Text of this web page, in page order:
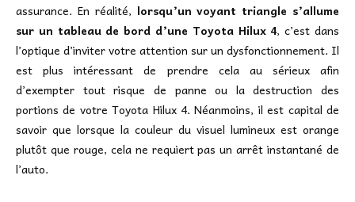
assurance. En réalité, lorsqu’un voyant triangle s’allume
sur un tableau de bord d’une Toyota Hilux 4, c’est dans
l’optique d’inviter votre attention sur un dysfonctionnement. Il
est plus intéressant de prendre cela au sérieux afin
d’exempter tout risque de panne ou la destruction des
portions de votre Toyota Hilux 4. Néanmoins, il est capital de
savoir que lorsque la couleur du visuel lumineux est orange
plutôt que rouge, cela ne requiert pas un arrêt instantané de
l’auto.